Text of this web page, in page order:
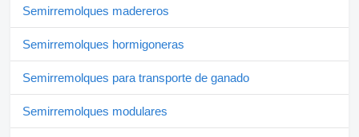
Semirremolques madereros
Semirremolques hormigoneras
Semirremolques para transporte de ganado
Semirremolques modulares